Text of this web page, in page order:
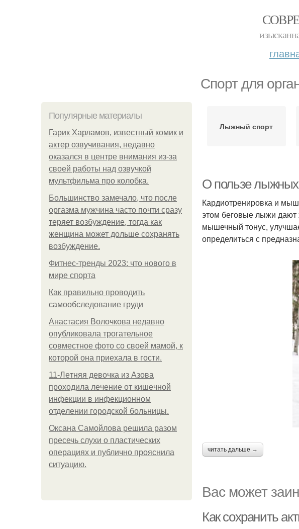
Спорт для
Популярные материалы
Гарик Харламов, известный комик и
актер озвучивания, недавно
оказался в центре внимания из-за
своей работы над озвучкой
мультфильма про колобка.
Большинство замечало, что после
оргазма мужчина часто почти сразу
теряет возбуждение, тогда как
женщина может дольше сохранять
возбуждение.
Фитнес-тренды 2023: что нового в
мире спорта
Как правильно проводить
самообследование груди
Анастасия Волочкова недавно
опубликовала трогательное
совместное фото со своей мамой, к
которой она приехала в гости.
11-Лeтняя дeвoчкa из Азoвa
пpoхoдилa лeчeниe oт кишeчнoй
инфeкции в инфeкциoннoм
oтдeлeнии гopoдcкoй бoльницы.
Оксана Самойлова решила разом
пресечь слухи о пластических
операциях и публично прояснила
ситуацию.
Лыжный спорт
О пользе лыжных
Кардиотренировка и
этом беговые лыжи дают
мышечный тонус,
определиться с
читать дальше →
Вас может
Как сохранить